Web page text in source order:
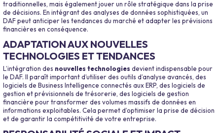
traditionnelles, mais également jouer un rôle stratégique dans la prise
de décisions. En intégrant des analyses de données sophistiquées, un
DAF peut anticiper les tendances du marché et adapter les prévisions
financières en conséquence.
ADAPTATION AUX NOUVELLES
TECHNOLOGIES ET TENDANCES
L’intégration des nouvelles technologies devient indispensable pour
le DAF. Il paraît important d’utiliser des outils d’analyse avancés, des
logiciels de Business Intelligence connectés aux ERP, des logiciels de
gestion et prévisionnels de trésorerie, des logiciels de gestion
financière pour transformer des volumes massifs de données en
informations exploitables. Cela permet d’optimiser la prise de décision
et de garantir la compétitivité de votre entreprise.